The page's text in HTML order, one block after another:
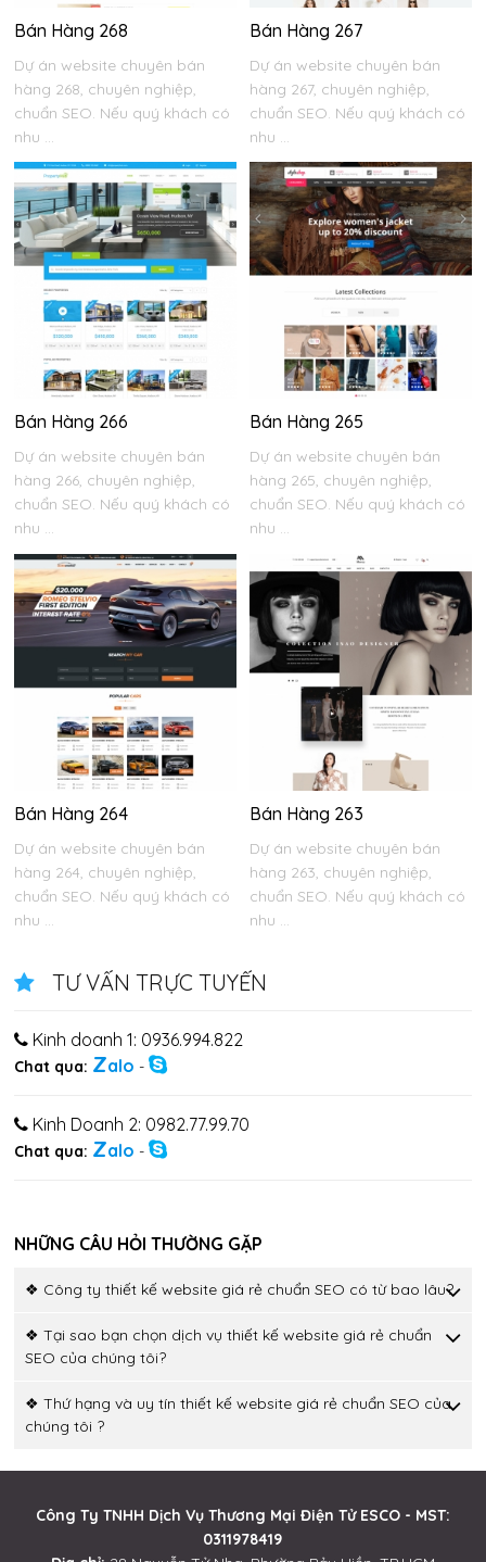
Bán Hàng 268
Dự án website chuyên bán
hàng 268, chuyên nghiệp,
chuẩn SEO. Nếu quý khách có
nhu ...
Bán Hàng 267
Dự án website chuyên bán
hàng 267, chuyên nghiệp,
chuẩn SEO. Nếu quý khách có
nhu ...
Bán Hàng 266
Dự án website chuyên bán
hàng 266, chuyên nghiệp,
chuẩn SEO. Nếu quý khách có
nhu ...
Bán Hàng 265
Dự án website chuyên bán
hàng 265, chuyên nghiệp,
chuẩn SEO. Nếu quý khách có
nhu ...
Bán Hàng 264
Dự án website chuyên bán
hàng 264, chuyên nghiệp,
chuẩn SEO. Nếu quý khách có
nhu ...
Bán Hàng 263
Dự án website chuyên bán
hàng 263, chuyên nghiệp,
chuẩn SEO. Nếu quý khách có
nhu ...
TƯ VẤN TRỰC TUYẾN
Kinh doanh 1: 0936.994.822
Chat qua: Zalo -
Kinh Doanh 2: 0982.77.99.70
Chat qua: Zalo -
NHỮNG CÂU HỎI THƯỜNG GẶP
❖ Công ty thiết kế website giá rẻ chuẩn SEO có từ bao lâu?
❖ Tại sao bạn chọn dịch vụ thiết kế website giá rẻ chuẩn
SEO của chúng tôi?
❖ Thứ hạng và uy tín thiết kế website giá rẻ chuẩn SEO của
chúng tôi ?
Công Ty TNHH Dịch Vụ Thương Mại Điện Tử ESCO - MST:
0311978419